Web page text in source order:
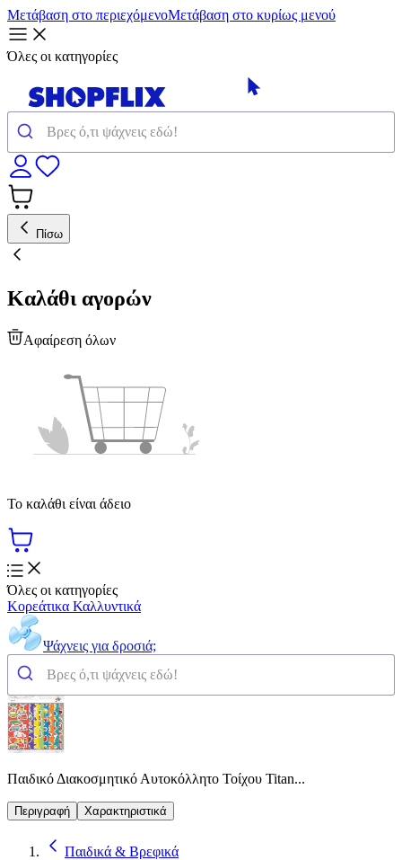
Μετάβαση στο περιεχόμενοΜετάβαση στο κυρίως μενού
Όλες οι κατηγορίες
Πίσω
Καλάθι αγορών
Αφαίρεση όλων
Το καλάθι είναι άδειο
Όλες οι κατηγορίες
Κορεάτικα Καλλυντικά
Ψάχνεις για δροσιά;
Παιδικό Διακοσμητικό Αυτοκόλλητο Τοίχου Titan...
Περιγραφή Χαρακτηριστικά
Παιδικά & Βρεφικά